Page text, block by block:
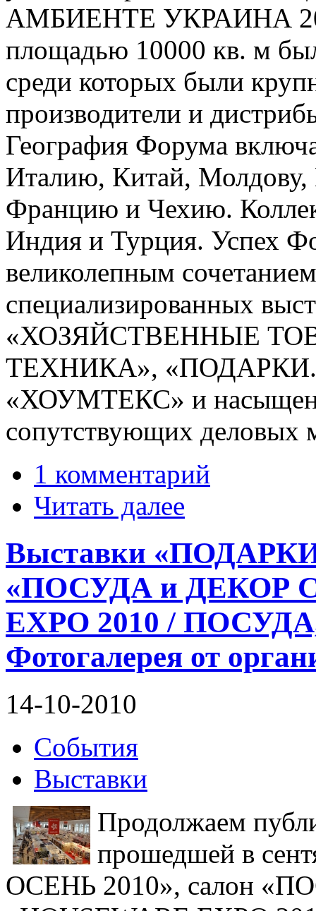
АМБИЕНТЕ УКРАИНА
площадью 10000 кв. м
среди которых были
производители и
География Форума
Италию, Китай,
Францию и Чехию.
Индия и Турция. Успех
великолепным
специализированных
«ХОЗЯЙСТВЕННЫЕ
ТЕХНИКА»,
«ХОУМТЕКС» и
сопутствующих деловых
1 комментарий
Читать далее
Выставки
«ПОСУДА и ДЕКОР
EXPO 2010 /
Фотогалерея от
14-10-2010
События
Выставки
Продолжаем
прошедшей в
ОСЕНЬ 2010», салон